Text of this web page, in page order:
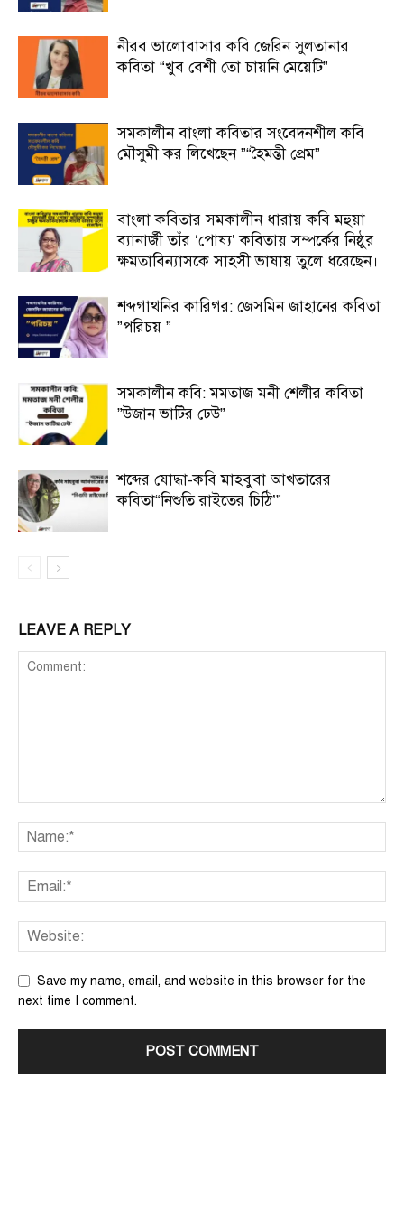
নীরব ভালোবাসার কবি জেরিন সুলতানার
কবিতা “খুব বেশী তো চায়নি মেয়েটি”
সমকালীন বাংলা কবিতার সংবেদনশীল কবি
মৌসুমী কর লিখেছেন ”“হৈমন্তী প্রেম”
বাংলা কবিতার সমকালীন ধারায় কবি মহুয়া
ব্যানার্জী তাঁর ‘পোষ্য’ কবিতায় সম্পর্কের নিষ্ঠুর
ক্ষমতাবিন্যাসকে সাহসী ভাষায় তুলে ধরেছেন।
শব্দগাথনির কারিগর: জেসমিন জাহানের কবিতা
”পরিচয় ”
সমকালীন কবি: মমতাজ মনী শেলীর কবিতা
”উজান ভাটির ঢেউ”
শব্দের যোদ্ধা-কবি মাহবুবা আখতারের
কবিতা“নিশুতি রাইতের চিঠি’”
LEAVE A REPLY
Save my name, email, and website in this browser for the
next time I comment.